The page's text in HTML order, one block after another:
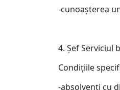
-cunoaşterea
4. Şef Serviciul
Condiţiile
-absolvenţi cu